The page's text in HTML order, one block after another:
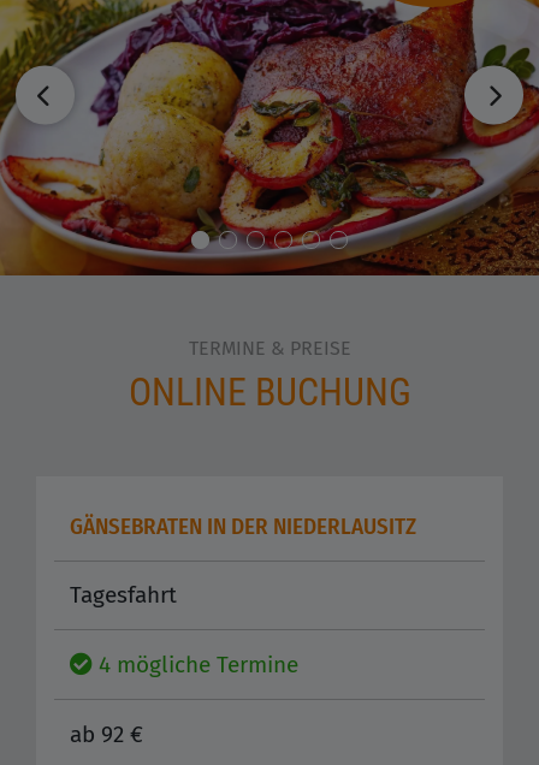
TERMINE & PREISE
ONLINE BUCHUNG
GÄNSEBRATEN IN DER NIEDERLAUSITZ
Tagesfahrt
4 mögliche Termine
ab 92 €